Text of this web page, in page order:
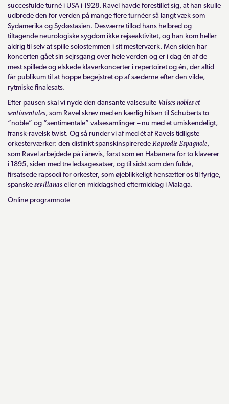
succesfulde turné i USA i 1928. Ravel havde forestillet sig, at han skulle
udbrede den for verden på mange flere turnéer så langt væk som
Sydamerika og Sydøstasien. Desværre tillod hans helbred og
tiltagende neurologiske sygdom ikke rejseaktivitet, og han kom heller
aldrig til selv at spille solostemmen i sit mesterværk. Men siden har
koncerten gået sin sejrsgang over hele verden og er i dag én af de
mest spillede og elskede klaverkoncerter i repertoiret og én, der altid
får publikum til at hoppe begejstret op af sæderne efter den vilde,
rytmiske finalesats.
Efter pausen skal vi nyde den dansante valsesuite Valses nobles et
sentimentales, som Ravel skrev med en kærlig hilsen til Schuberts to
“noble” og “sentimentale” valsesamlinger – nu med et umiskendeligt,
fransk-ravelsk twist. Og så runder vi af med ét af Ravels tidligste
orkesterværker: den distinkt spanskinspirerede Rapsodie Espagnole,
som Ravel arbejdede på i årevis, først som en Habanera for to klaverer
i 1895, siden med tre ledsagesatser, og til sidst som den fulde,
firsatsede rapsodi for orkester, som øjeblikkeligt hensætter os til fyrige,
spanske sevillanas eller en middagshed eftermiddag i Malaga.
Online programnote